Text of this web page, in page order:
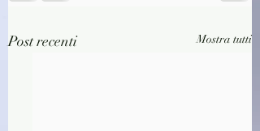
Post recenti Mostra tutti